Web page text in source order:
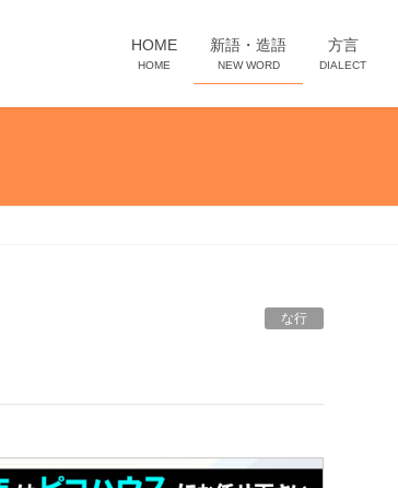
HOME
HOME
新語・造語
NEW WORD
方言
DIALECT
な行